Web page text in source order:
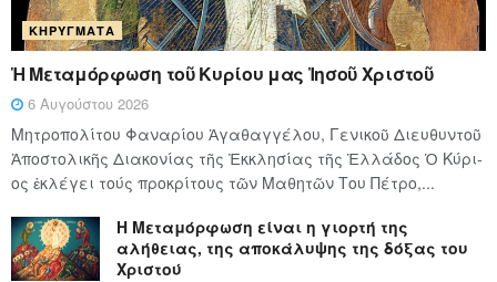
ΚΗΡΎΓΜΑΤΑ
Ἡ Μεταμόρφωση τοῦ Κυρίου μας Ἰησοῦ Χριστοῦ
6 Αυγούστου 2026
Μητροπολίτου Φαναρίου Ἀγαθαγγέλου, Γενικοῦ Διευθυντοῦ
Ἀποστολικῆς Διακονίας τῆς Ἐκκλησίας τῆς Ἑλλάδος Ὁ Κύ­ρι­
ος ἐκλέγει τούς προ­κρί­τους τῶν Μα­θη­τῶν Του Πέ­τρο,...
Η Μεταμόρφωση είναι η γιορτή της
αλήθειας, της αποκάλυψης της δόξας του
Χριστού